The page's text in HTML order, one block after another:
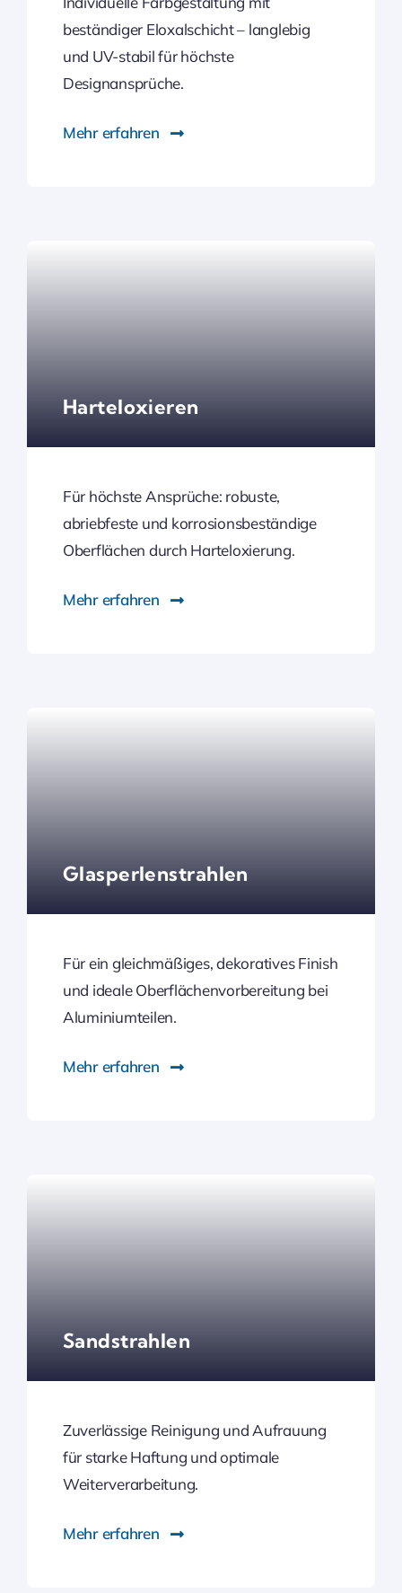
beständiger Eloxalschicht – langlebig
und UV-stabil für höchste
Designansprüche.
Mehr erfahren
Harteloxieren
Für höchste Ansprüche: robuste,
abriebfeste und korrosionsbeständige
Oberflächen durch Harteloxierung.
Mehr erfahren
Glasperlenstrahlen
Für ein gleichmäßiges, dekoratives Finish
und ideale Oberflächenvorbereitung bei
Aluminiumteilen.
Mehr erfahren
Sandstrahlen
Zuverlässige Reinigung und Aufrauung
für starke Haftung und optimale
Weiterverarbeitung.
Mehr erfahren